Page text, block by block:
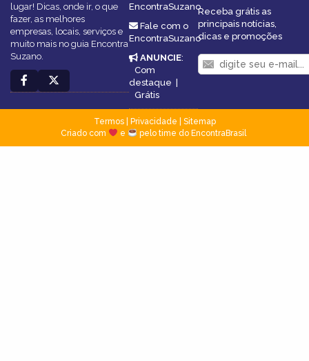
lugar! Dicas, onde ir, o que
fazer, as melhores
empresas, locais, serviços e
muito mais no guia Encontra
Suzano.
EncontraSuzano
Fale com o
EncontraSuzano
ANUNCIE:
Com
destaque |
Grátis
Receba grátis as
principais notícias,
dicas e promoções
Termos| Privacidade
Sitemap
Criado com
e pelo time do EncontraBrasil